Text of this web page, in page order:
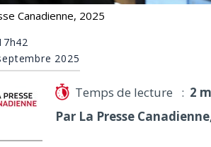
Canadienne, 2025
2025
Temps de lecture : 2
Par La Presse